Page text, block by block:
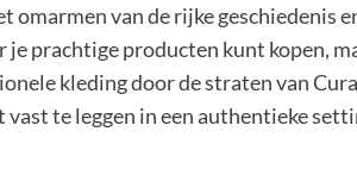
omarmen van de rijke geschiedenis
prachtige producten kunt kopen,
kleding door de straten van
te leggen in een authentieke